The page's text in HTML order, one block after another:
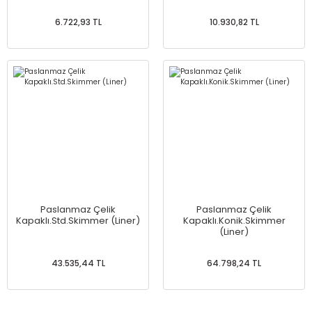
6.722,93 TL 10.930,82 TL
Paslanmaz Çelik
Kapaklı.Std.Skimmer (Liner)
43.535,44 TL
Paslanmaz Çelik
Kapaklı.Konik.Skimmer
(Liner)
64.798,24 TL